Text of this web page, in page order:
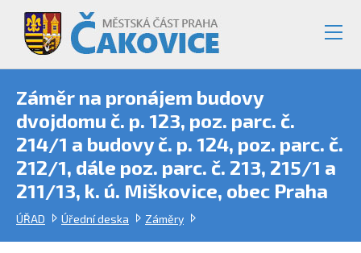
Záměr na pronájem budovy
dvojdomu č. p. 123, poz. parc. č.
214/1 a budovy č. p. 124, poz. parc. č.
212/1, dále poz. parc. č. 213, 215/1 a
211/13, k. ú. Miškovice, obec Praha
ÚŘAD Úřední deska Záměry